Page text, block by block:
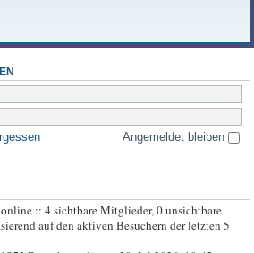
Angemeldet bleiben
:: 4 sichtbare Mitglieder, 0 unsichtbare
auf den aktiven Besuchern der letzten 5